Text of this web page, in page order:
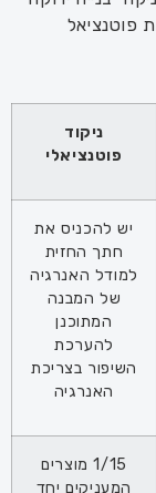
את פוטנציאל
ניקוד
פוטנציאלי
יש להכניס את
חתך החזית
למודל האנרגיה
של המבנה
המתוכנן
להערכת
השיפור בצריכת
האנרגיה
1/15 מוצרים
המעניקים יחד